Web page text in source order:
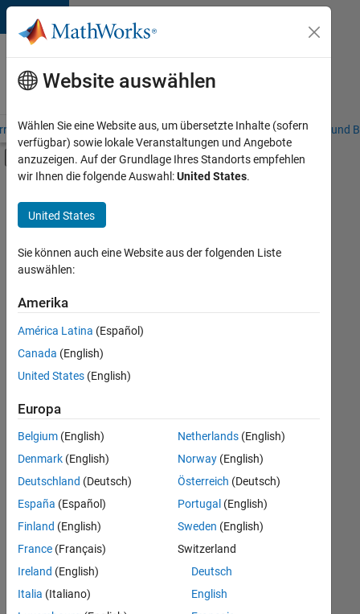
Weiter zum Inhalt
Karriere
bei
MathWorks
– Übersicht Stellensuche Niederlassungen Studierende und
Umschaltung für Off-Canvas-
Hauptinhalt
Information Technology
Derzeit
gibt
keine
Stellen,
die
Ihren
Suchkriterien
Sie
können
die
weiter
fassen
oder
Stellenangebote
anzeigen.
Wenn
Website auswählen
Wählen Sie eine Website aus, um übersetzte Inhalte (sofern
verfügbar) sowie lokale Veranstaltungen und Angebote
anzuzeigen. Auf der Grundlage Ihres Standorts empfehlen
wir Ihnen die folgende Auswahl:United States.
United States
Sie können auch eine Website aus der folgenden Liste
auswählen:
Amerika
América Latina (Español)
Canada (English)
United States (English)
Europa
Belgium (English)
Denmark (English)
Deutschland (Deutsch)
España (Español)
Finland (English)
France (Français)
Ireland (English)
Italia (Italiano)
Netherlands(English)
Norway(English)
Österreich (Deutsch)
Portugal (English)
Sweden (English)
Switzerland
Deutsch
English